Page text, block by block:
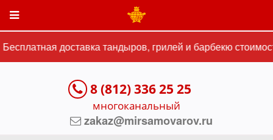
доставка тандыров, грилей и барбекю
8 (812) 336 25 25
многоканальный
zakaz@mirsamovarov.ru